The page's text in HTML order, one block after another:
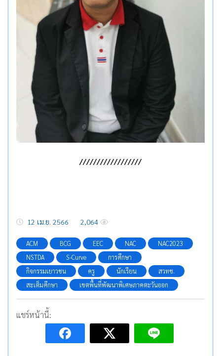
//////////////////
12 เม.ย. 2566 2,064
ACM BCG EEC NAC
NAC2023
NSTDA
S-Curve
การศึกษา
กิจกรรมเยาวชน
ครู นักเรียน
สวทช.
สะเต็มศึกษา
เขตพื้นที่พัฒนาพิเศษภาคตะวันออก
แชร์หน้านี้: